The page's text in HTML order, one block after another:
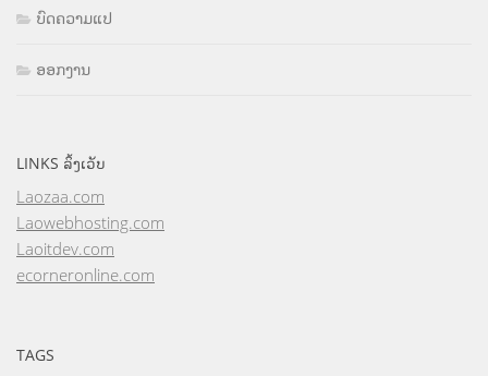
ບົດຄວາມແປ
ອອກງານ
LINKS ລິ້ງເວັບ
Laozaa.com
Laowebhosting.com
Laoitdev.com
ecorneronline.com
TAGS